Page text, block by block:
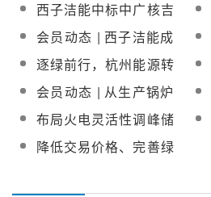
启动示范
式光伏发电等有望纳入
绿电范畴
西子洁能中标中广核吉
西鲁固直流100MW光热
发电项目蒸汽发生系统
会员动态 | 西子洁能成
为杭州亚运会官方清洁
能源产品供应商
逐绿前行，杭州能源转
型蹄疾步稳
会员动态 | 从生产锅炉
转型清洁能源制造，西
子洁能荣获2021年浙江
省政府质量奖
布局火电灵活性调峰储
能改造！西子洁能拟
1.36亿竞价受让赫普能
降低交易价格、完善绿